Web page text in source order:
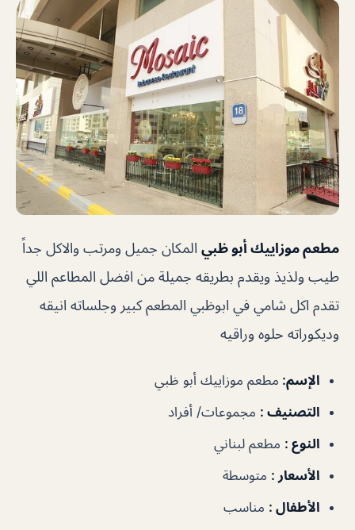
مطعم موزاييك أبو ظبي المكان جميل ومرتب والاكل جداً
طيب ولذيذ ويقدم بطريقه جميلة من افضل المطاعم اللي
تقدم اكل شامي في ابوظبي المطعم كبير وجلساته انيقه
وديكوراته حلوه وراقيه
الإسم: مطعم موزاييك أبو ظبي
التصنيف : مجموعات/ أفراد
النوع : مطعم لبناني
الأسعار : متوسطة
الأطفال : مناسب